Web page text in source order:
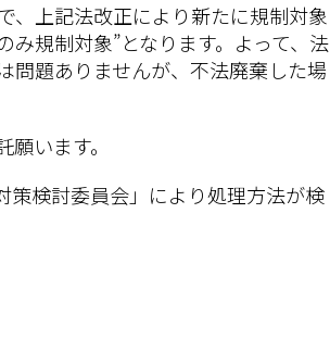
、上記法改正により新たに規制対象
み規制対象”となります。よって、法
問題ありませんが、不法廃棄した場
います。
策検討委員会」により処理方法が検